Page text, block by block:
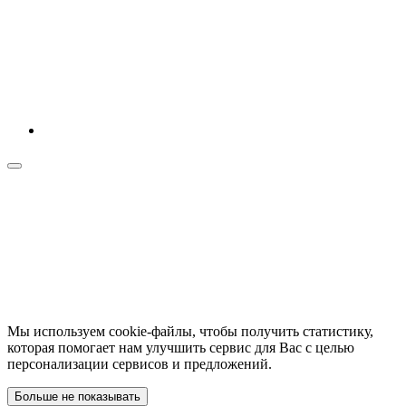
Мы используем cookie-файлы, чтобы получить статистику,
которая помогает нам улучшить сервис для Вас с целью
персонализации сервисов и предложений.
Больше не показывать